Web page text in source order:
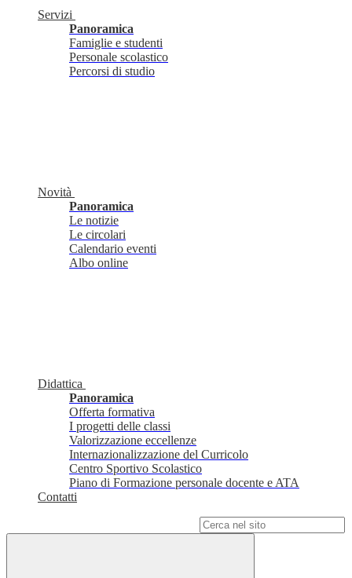
Servizi
Panoramica
Famiglie e studenti
Personale scolastico
Percorsi di studio
Novità
Panoramica
Le notizie
Le circolari
Calendario eventi
Albo online
Didattica
Panoramica
Offerta formativa
I progetti delle classi
Valorizzazione eccellenze
Internazionalizzazione del Curricolo
Centro Sportivo Scolastico
Piano di Formazione personale docente e ATA
Contatti